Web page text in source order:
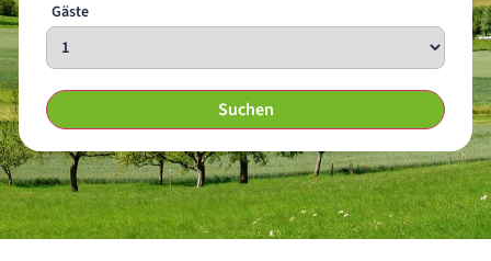
Gäste
Suchen